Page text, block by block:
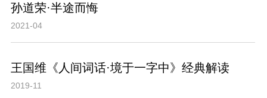
孙道荣·半途而悔
2021-04
王国维《人间词话·境于一字中》经典解读
2019-11